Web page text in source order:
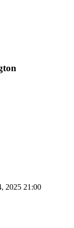
2025 21:00